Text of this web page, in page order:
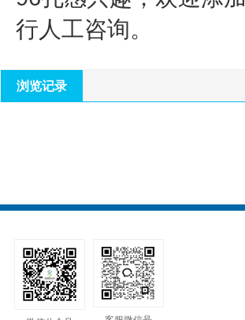
行人工咨询。
浏览记录